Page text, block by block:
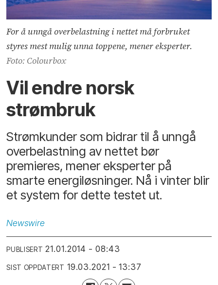
For å unngå overbelastning i nettet må forbruket
styres mest mulig unna toppene, mener eksperter.
Foto: Colourbox
Vil endre norsk
strømbruk
Strømkunder som bidrar til å unngå
overbelastning av nettet bør
premieres, mener eksperter på
smarte energiløsninger. Nå i vinter blir
et system for dette testet ut.
Newswire
PUBLISERT 21.01.2014 - 08:43
SIST OPPDATERT 19.03.2021 - 13:37